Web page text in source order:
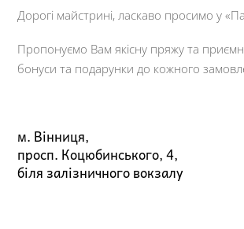
Дорогі майстрині, ласкаво просимо у
Пропонуємо Вам якісну пряжу та
бонуси та подарунки до кожного
м. Вінниця,
просп. Коцюбинського, 4,
біля залізничного вокзалу